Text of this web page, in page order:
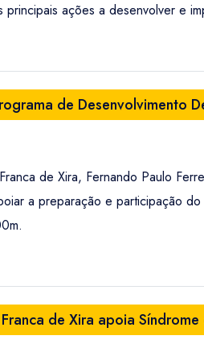
ações a desenvolver e
de Desenvolvimento
de Xira, Fernando Paulo
a preparação e participação
de Xira apoia